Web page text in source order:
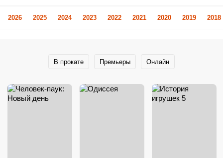
2026 2025 2024 2023 2022 2021 2020 2019 2018
В прокате Премьеры Онлайн